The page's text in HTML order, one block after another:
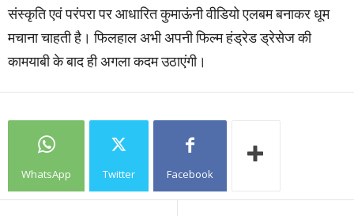
संस्कृति एवं परंपरा पर आधारित कुमाऊंनी वीडियो एलबम बनाकर धूम
मचाना चाहती है। फिलहाल अभी अपनी फिल्म हंड्रेड ड्रेसेज की
कामयाबी के बाद ही अगला कदम उठाएंगी।
WhatsApp Twitter Facebook